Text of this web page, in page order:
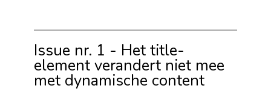
Issue nr. 1 - Het title-
element verandert niet mee
met dynamische content